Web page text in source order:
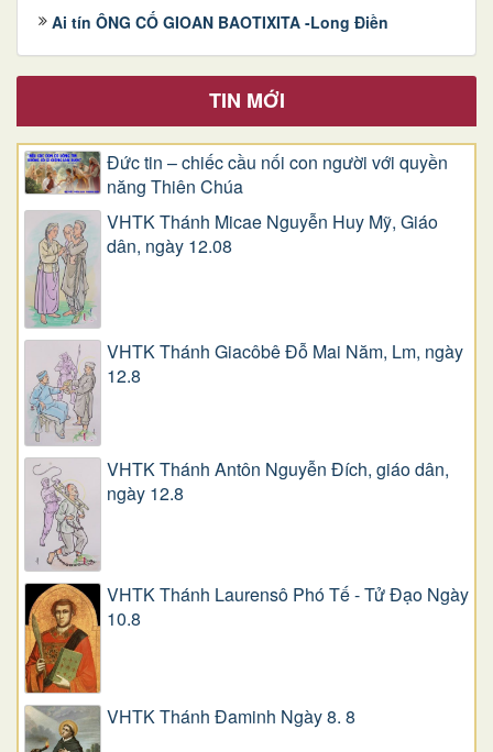
Ai tín ÔNG CỐ GIOAN BAOTIXITA -Long Điền
TIN MỚI
Đức tin – chiếc cầu nối con người với quyền
năng Thiên Chúa
VHTK Thánh Micae Nguyễn Huy Mỹ, Giáo
dân, ngày 12.08
VHTK Thánh Giacôbê Ðỗ Mai Năm, Lm, ngày
12.8
VHTK Thánh Antôn Nguyễn Ðích, giáo dân,
ngày 12.8
VHTK Thánh Laurensô Phó Tế - Tử Đạo Ngày
10.8
VHTK Thánh Đaminh Ngày 8. 8